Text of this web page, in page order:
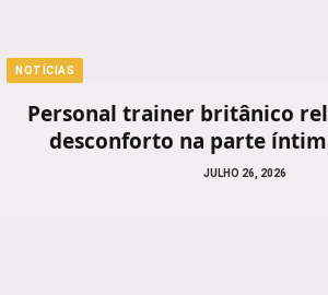
NOTÍCIAS
Personal trainer britânico
desconforto na parte
JULHO 26, 2026